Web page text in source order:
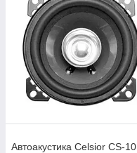
Автоакустика Celsior CS-10